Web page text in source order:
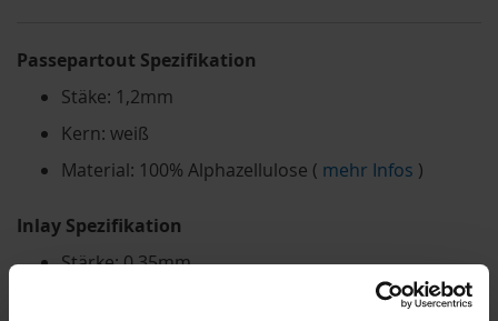
Passepartout Spezifikation
Stäke: 1,2mm
Kern: weiß
Material: 100% Alphazellulose ( mehr Infos )
Inlay Spezifikation
Stärke: 0,35mm